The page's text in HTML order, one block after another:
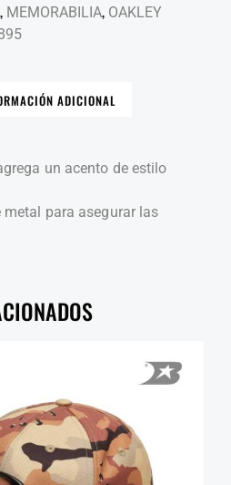
, MEMORABILIA, OAKLEY
ADICIONAL
un acento de estilo
metal para asegurar las